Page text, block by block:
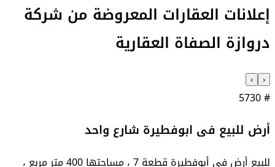
إعلانات العقارات المعروضة من شركة
دروازة الصفاة العقارية
‹
›
5730#
أرض للبيع فى ابوفطيرة شارع واحد
للبيع أرض في أبوفطيرة قطعة 7 ، مساحتها 400 متر مربع ،